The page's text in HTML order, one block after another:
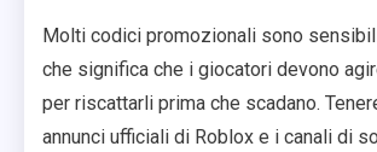
Molti codici promozionali sono
che significa che i giocatori devono
per riscattarli prima che scadano.
annunci ufficiali di Roblox e i canali di